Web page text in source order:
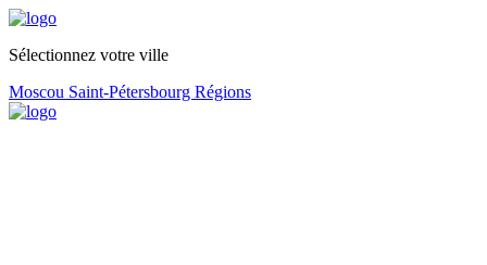
Sélectionnez votre ville
Moscou Saint-Pétersbourg Régions